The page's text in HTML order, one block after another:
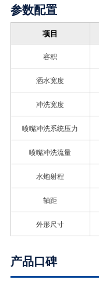
参数配置
项目
容积
洒水宽度
冲洗宽度
喷嘴冲洗系统压力
喷嘴冲洗流量
水炮射程
轴距
外形尺寸
产品口碑